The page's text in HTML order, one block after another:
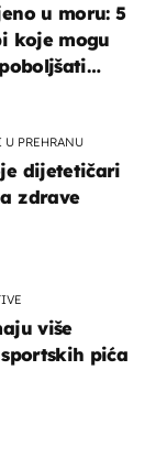
u moru: 5
koje mogu
PREHRANU
dijetetičari
zdrave
više
pića